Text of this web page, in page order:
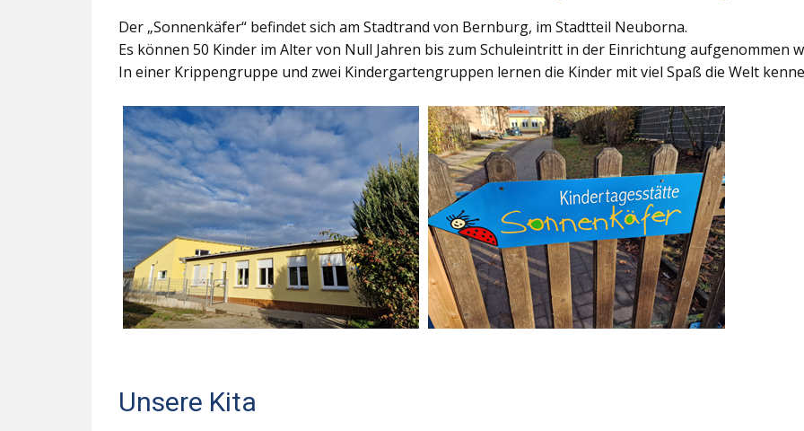
Der „Sonnenkäfer“ befindet sich am Stadtrand von Bernburg, im Stadtteil Neuborna.
Es können 50 Kinder im Alter von Null Jahren bis zum Schuleintritt in der Einrichtung aufgenommen
In einer Krippengruppe und zwei Kindergartengruppen lernen die Kinder mit viel Spaß die Welt
Unsere Kita